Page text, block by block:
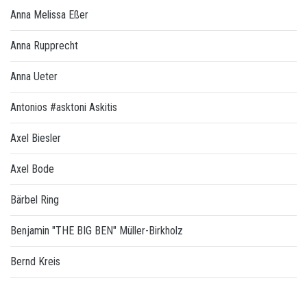
Anna Melissa Eßer
Anna Rupprecht
Anna Ueter
Antonios #asktoni Askitis
Axel Biesler
Axel Bode
Bärbel Ring
Benjamin "THE BIG BEN" Müller-Birkholz
Bernd Kreis